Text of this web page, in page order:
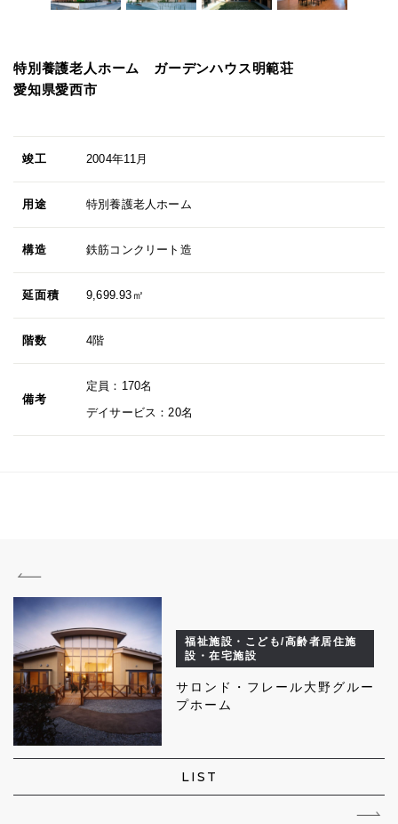
特別養護老人ホーム ガーデンハウス明範荘
愛知県愛西市
竣工 2004年11月
用途 特別養護老人ホーム
構造 鉄筋コンクリート造
延面積 9,699.93㎡
階数 4階
備考
定員：170名
デイサービス：20名
福祉施設・こども/高齢者居住施
設・在宅施設
サロンド・フレール大野グルー
プホーム
LIST